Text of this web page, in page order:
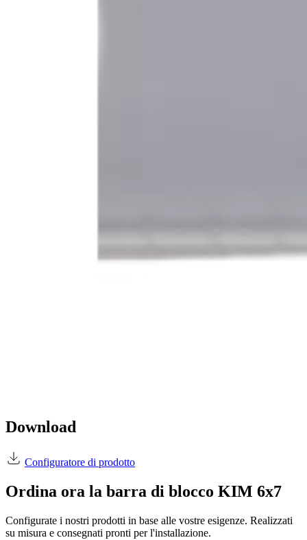
Download
Configuratore di prodotto
Ordina ora la barra di blocco KIM 6x7
Configurate i nostri prodotti in base alle vostre esigenze. Realizzati
su misura e consegnati pronti per l'installazione.